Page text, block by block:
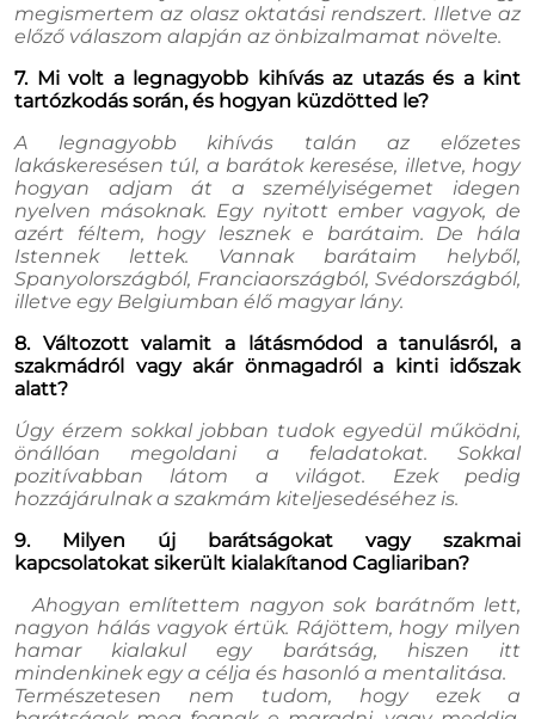
megismertem az olasz oktatási rendszert. Illetve az
előző válaszom alapján az önbizalmamat növelte.
7. Mi volt a legnagyobb kihívás az utazás és a kint
tartózkodás során, és hogyan küzdötted le?
A legnagyobb kihívás talán az előzetes
lakáskeresésen túl, a barátok keresése, illetve, hogy
hogyan adjam át a személyiségemet idegen
nyelven másoknak. Egy nyitott ember vagyok, de
azért féltem, hogy lesznek e barátaim. De hála
Istennek lettek. Vannak barátaim helyből,
Spanyolországból, Franciaországból, Svédországból,
illetve egy Belgiumban élő magyar lány.
8. Változott valamit a látásmódod a tanulásról, a
szakmádról vagy akár önmagadról a kinti időszak
alatt?
Úgy érzem sokkal jobban tudok egyedül működni,
önállóan megoldani a feladatokat. Sokkal
pozitívabban látom a világot. Ezek pedig
hozzájárulnak a szakmám kiteljesedéséhez is.
9. Milyen új barátságokat vagy szakmai
kapcsolatokat sikerült kialakítanod Cagliariban?
Ahogyan említettem nagyon sok barátnőm lett,
nagyon hálás vagyok értük. Rájöttem, hogy milyen
hamar kialakul egy barátság, hiszen itt
mindenkinek egy a célja és hasonló a mentalitása.
Természetesen nem tudom, hogy ezek a